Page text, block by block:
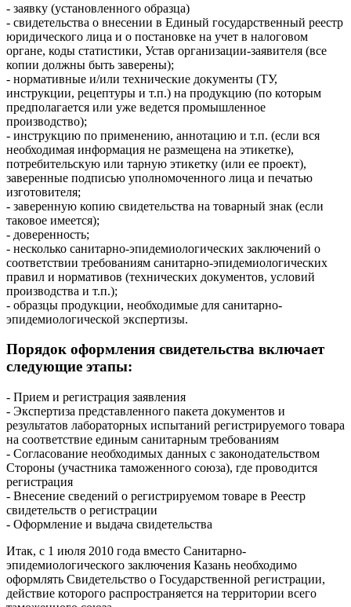
- заявку (установленного образца)
- свидетельства о внесении в Единый государственный реестр
юридического лица и о постановке на учет в налоговом
органе, коды статистики, Устав организации-заявителя (все
копии должны быть заверены);
- нормативные и/или технические документы (ТУ,
инструкции, рецептуры и т.п.) на продукцию (по которым
предполагается или уже ведется промышленное
производство);
- инструкцию по применению, аннотацию и т.п. (если вся
необходимая информация не размещена на этикетке),
потребительскую или тарную этикетку (или ее проект),
заверенные подписью уполномоченного лица и печатью
изготовителя;
- заверенную копию свидетельства на товарный знак (если
таковое имеется);
- доверенность;
- несколько санитарно-эпидемиологических заключений о
соответствии требованиям санитарно-эпидемиологических
правил и нормативов (технических документов, условий
производства и т.п.);
- образцы продукции, необходимые для санитарно-
эпидемиологической экспертизы.
Порядок оформления свидетельства включает
следующие этапы:
- Прием и регистрация заявления
- Экспертиза представленного пакета документов и
результатов лабораторных испытаний регистрируемого товара
на соответствие единым санитарным требованиям
- Согласование необходимых данных с законодательством
Стороны (участника таможенного союза), где проводится
регистрация
- Внесение сведений о регистрируемом товаре в Реестр
свидетельств о регистрации
- Оформление и выдача свидетельства
Итак, с 1 июля 2010 года вместо Санитарно-
эпидемиологического заключения Казань необходимо
оформлять Свидетельство о Государственной регистрации,
действие которого распространяется на территории всего